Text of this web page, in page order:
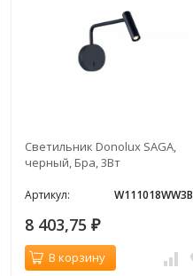
Светильник Donolux SAGA,
черный, Бра, 3Вт
Артикул: W111018WW3B
8 403,75 ₽
В корзину